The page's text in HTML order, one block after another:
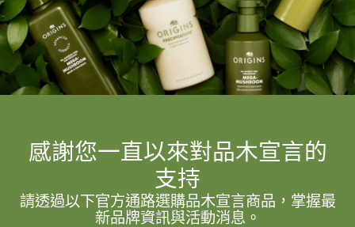
感謝您一直以來對品木宣言的
支持
請透過以下官方通路選購品木宣言商品，掌握最
新品牌資訊與活動消息。